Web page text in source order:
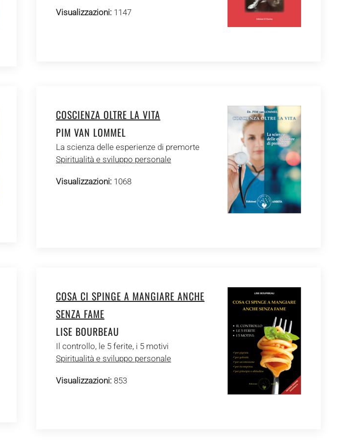
Visualizzazioni: 1147
COSCIENZA OLTRE LA VITA
PIM VAN LOMMEL
La scienza delle esperienze di premorte
Spiritualità e sviluppo personale
Visualizzazioni: 1068
COSA CI SPINGE A MANGIARE ANCHE
SENZA FAME
LISE BOURBEAU
Il controllo, le 5 ferite, i 5 motivi
Spiritualità e sviluppo personale
Visualizzazioni: 853